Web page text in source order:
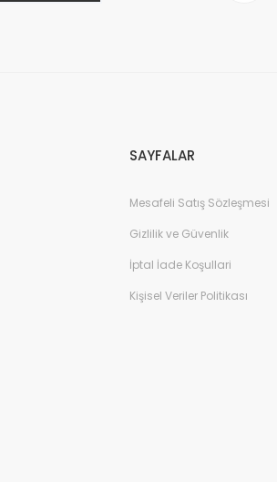
SAYFALAR
Mesafeli Satış Sözleşmesi
Gizlilik ve Güvenlik
İptal İade Koşullari
Kişisel Veriler Politikası